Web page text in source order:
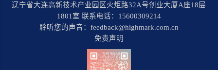
辽宁省大连高新技术产业园区火炬路32A号创业大厦A座18层
1801室 联系电话：15600309214
聆听您的声音：feedback@highmark.com.cn
免责声明